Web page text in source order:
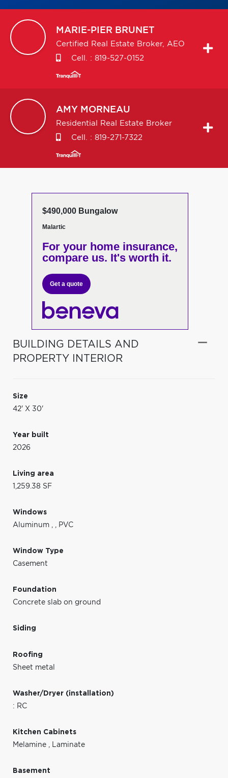
MARIE-PIER BRUNET
Certified Real Estate Broker, AEO
Cell. : 819-527-0152
AMY MORNEAU
Residential Real Estate Broker
Cell. : 819-271-7322
$490,000 Bungalow
Malartic
For your home insurance,
compare us. It's worth it.
Get a quote
BUILDING DETAILS AND
PROPERTY INTERIOR
Size
42' X 30'
Year built
2026
Living area
1,259.38 SF
Windows
Aluminum , , PVC
Window Type
Casement
Foundation
Concrete slab on ground
Siding
Roofing
Sheet metal
Washer/Dryer (installation)
: RC
Kitchen Cabinets
Melamine , Laminate
Basement